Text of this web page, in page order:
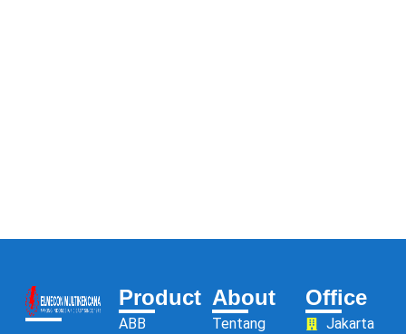
Product
ABB
About
Tentang
Office
Jakarta